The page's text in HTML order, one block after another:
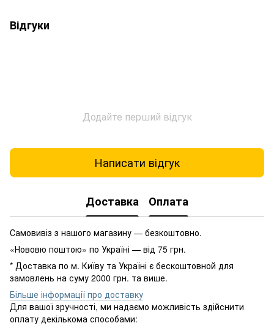
Відгуки
Додайте перший відгук
Написати відгук
Доставка Оплата
Самовивіз з нашого магазину — безкоштовно.
«Нововю поштою» по Україні — від 75 грн.
* Доставка по м. Київу та Україні є бескоштовной для
замовлень на суму 2000 грн. та више.
Більше інформації про доставку
Для вашої зручності, ми надаємо можливість здійснити
оплату декількома способами: